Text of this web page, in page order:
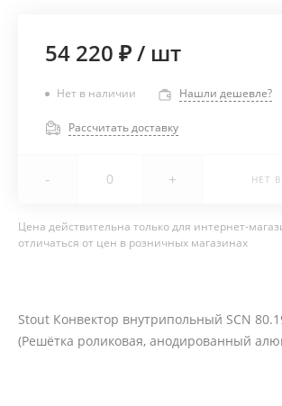
54 220 ₽/ шт
Нет в наличии Нашли дешевле?
Рассчитать доставку
- + НЕТ
Цена действительна только для интернет-
отличаться от цен в розничных магазинах
Stout Конвектор внутрипольный SCN
(Решётка роликовая, анодированный